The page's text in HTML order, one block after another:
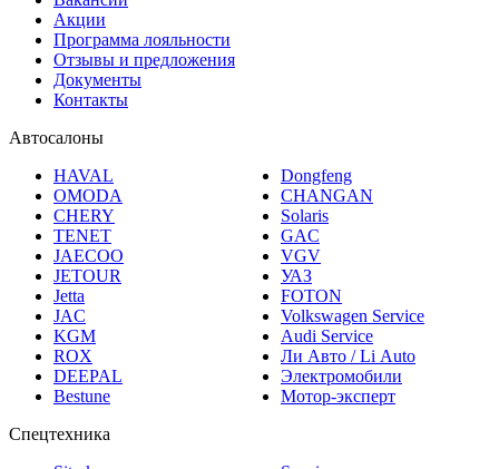
Программа лояльности
Отзывы и предложения
Документы
Контакты
OMODA
CHERY
TENET
JAECOO
JETOUR
Jetta
JAC
KGM
ROX
DEEPAL
Bestune
CHANGAN
Solaris
GAC
VGV
УАЗ
FOTON
Volkswagen Service
Audi Service
Ли Авто / Li Auto
Электромобили
Мотор-эксперт